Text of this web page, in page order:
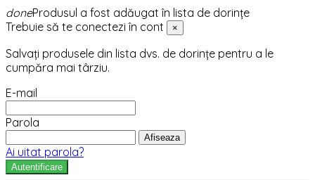
doneProdusul a fost adăugat în lista de dorințe
Trebuie să te conectezi în cont
×
Salvați produsele din lista dvs. de dorințe pentru a le
cumpăra mai târziu.
E-mail
Parola
Afiseaza
Ai uitat parola?
Autentificare